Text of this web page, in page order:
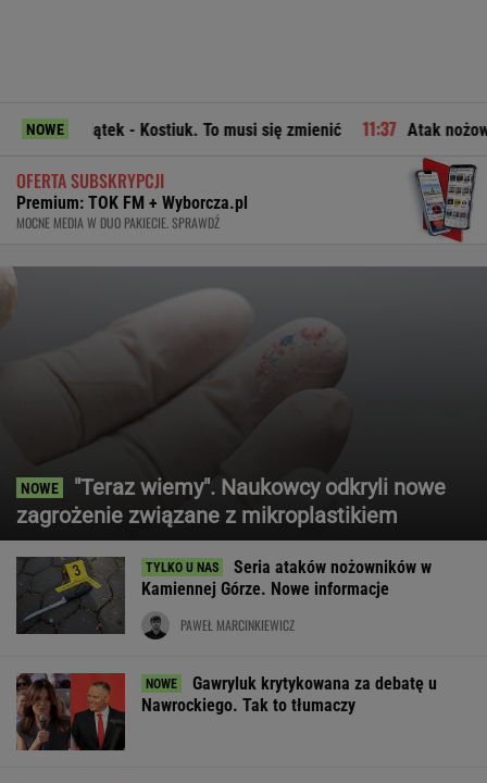
NOWE
- Kostiuk. To musi się zmienić Atak nożownika w
OFERTA SUBSKRYPCJI
Premium: TOK FM + Wyborcza.pl
MOCNE MEDIA W DUO PAKIECIE. SPRAWDŹ
"Teraz wiemy". Naukowcy odkryli nowe
zagrożenie związane z mikroplastikiem
Seria ataków nożowników w
Kamiennej Górze. Nowe informacje
PAWEŁ MARCINKIEWICZ
Gawryluk krytykowana za debatę u
Nawrockiego. Tak to tłumaczy